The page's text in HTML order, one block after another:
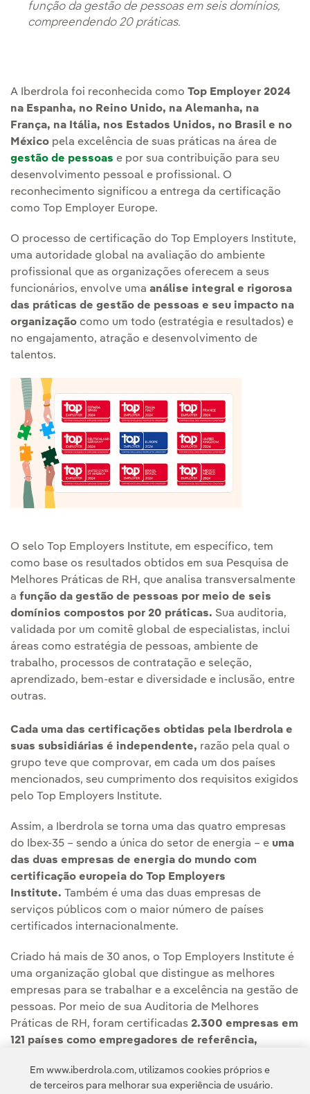
função da gestão de pessoas em seis domínios,
compreendendo 20 práticas.
A Iberdrola foi reconhecida como Top Employer 2024
na Espanha, no Reino Unido, na Alemanha, na
França, na Itália, nos Estados Unidos, no Brasil e no
México pela excelência de suas práticas na área de
gestão de pessoas e por sua contribuição para seu
desenvolvimento pessoal e profissional. O
reconhecimento significou a entrega da certificação
como Top Employer Europe.
O processo de certificação do Top Employers Institute,
uma autoridade global na avaliação do ambiente
profissional que as organizações oferecem a seus
funcionários, envolve uma análise integral e rigorosa
das práticas de gestão de pessoas e seu impacto na
organização como um todo (estratégia e resultados) e
no engajamento, atração e desenvolvimento de
talentos.
O selo Top Employers Institute, em específico, tem
como base os resultados obtidos em sua Pesquisa de
Melhores Práticas de RH, que analisa transversalmente
a função da gestão de pessoas por meio de seis
domínios compostos por 20 práticas. Sua auditoria,
validada por um comitê global de especialistas, inclui
áreas como estratégia de pessoas, ambiente de
trabalho, processos de contratação e seleção,
aprendizado, bem-estar e diversidade e inclusão, entre
outras.
Cada uma das certificações obtidas pela Iberdrola e
suas subsidiárias é independente, razão pela qual o
grupo teve que comprovar, em cada um dos países
mencionados, seu cumprimento dos requisitos exigidos
pelo Top Employers Institute.
Assim, a Iberdrola se torna uma das quatro empresas
do Ibex-35 – sendo a única do setor de energia – e uma
das duas empresas de energia do mundo com
certificação europeia do Top Employers
Institute. Também é uma das duas empresas de
serviços públicos com o maior número de países
certificados internacionalmente.
Criado há mais de 30 anos, o Top Employers Institute é
uma organização global que distingue as melhores
empresas para se trabalhar e a excelência na gestão de
pessoas. Por meio de sua Auditoria de Melhores
Práticas de RH, foram certificadas 2.300 empresas em
121 países como empregadores de referência,
atuam nessas companhias.
Em www.iberdrola.com, utilizamos cookies próprios e
de terceiros para melhorar sua experiência de usuário.